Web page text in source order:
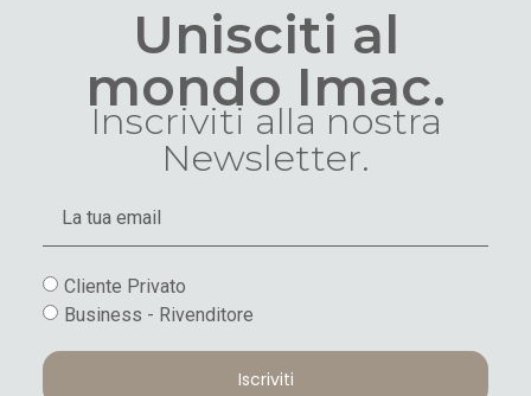
Unisciti al
mondo Imac.
Inscriviti alla nostra
Newsletter.
Cliente Privato
Business - Rivenditore
Iscriviti